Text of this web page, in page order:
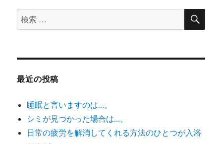
検
索
象:
検
最近の投稿
睡眠と言いますのは…。
シミが見つかった場合は…。
日常の疲労を解消してくれる方法のひとつが入浴